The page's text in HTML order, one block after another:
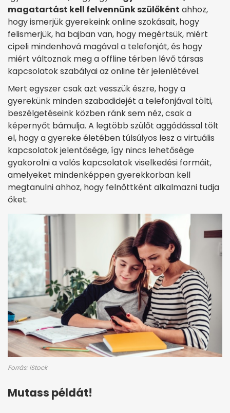
magatartást kell felvennünk szülőként ahhoz,
hogy ismerjük gyerekeink online szokásait, hogy
felismerjük, ha bajban van, hogy megértsük, miért
cipeli mindenhová magával a telefonját, és hogy
miért változnak meg a offline térben lévő társas
kapcsolatok szabályai az online tér jelenlétével.
Mert egyszer csak azt vesszük észre, hogy a
gyerekünk minden szabadidejét a telefonjával tölti,
beszélgetéseink közben ránk sem néz, csak a
képernyőt bámulja. A legtöbb szülőt aggódással tölt
el, hogy a gyereke életében túlsúlyos lesz a virtuális
kapcsolatok jelentősége, így nincs lehetősége
gyakorolni a valós kapcsolatok viselkedési formáit,
amelyeket mindenképpen gyerekkorban kell
megtanulni ahhoz, hogy felnőttként alkalmazni tudja
őket.
Forrás: iStock
Mutass példát!